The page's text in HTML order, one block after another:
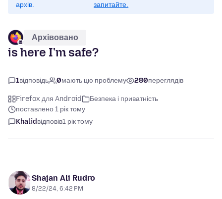
архів.
запитайте.
Архівовано
is here I'm safe?
1відповідь 0мають цю проблему 280переглядів
Firefox для Android
Безпека і приватність
поставлено 1 рік тому
Khalidвідповів1 рік тому
Shajan Ali Rudro
8/22/24, 6:42 PM